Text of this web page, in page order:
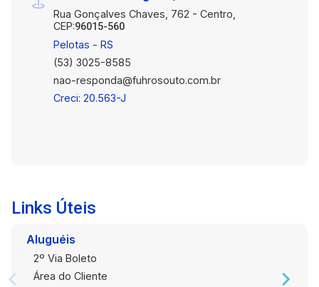
Rua Gonçalves Chaves, 762 - Centro,
CEP:96015-560
Pelotas - RS
(53) 3025-8585
nao-responda@fuhrosouto.com.br
Creci: 20.563-J
Links Úteis
Aluguéis
2º Via Boleto
Área do Cliente